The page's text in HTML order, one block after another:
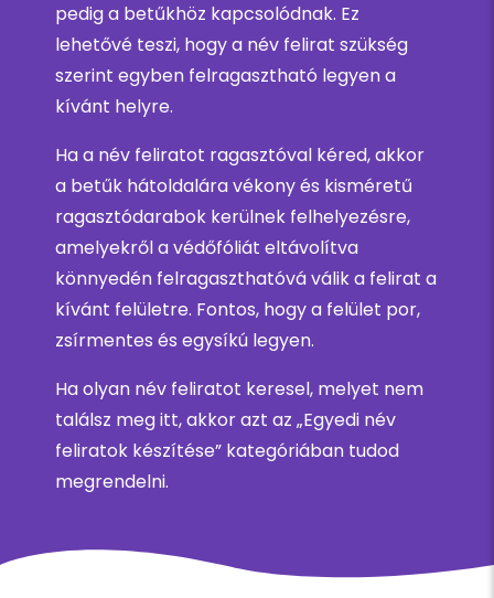
pedig a betűkhöz kapcsolódnak. Ez
lehetővé teszi, hogy a név felirat szükség
szerint egyben felragasztható legyen a
kívánt helyre.
Ha a név feliratot ragasztóval kéred, akkor
a betűk hátoldalára vékony és kisméretű
ragasztódarabok kerülnek felhelyezésre,
amelyekről a védőfóliát eltávolítva
könnyedén felragaszthatóvá válik a felirat a
kívánt felületre. Fontos, hogy a felület por,
zsírmentes és egysíkú legyen.
Ha olyan név feliratot keresel, melyet nem
találsz meg itt, akkor azt az „Egyedi név
feliratok készítése” kategóriában tudod
megrendelni.